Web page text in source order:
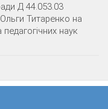
Д 44.053.03
Ольги Титаренко на
наук